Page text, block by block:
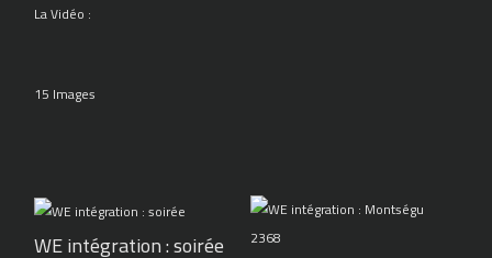
La Vidéo :
15 Images
WE intégration : soirée